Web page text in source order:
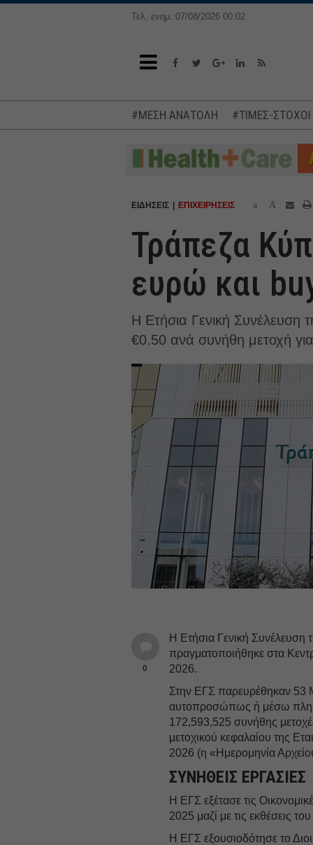
Τελ. ενημ.:07/08/2026 00:02
#ΜΕΣΗ ΑΝΑΤΟΛΗ #ΤΙΜΕΣ-
ΕΙΔΗΣΕΙΣ ΕΠΙΧΕΙΡΗΣΕΙΣ a A
Τράπεζα
ευρώ και
Η Ετήσια Γενική Συνέλευση
€0.50 ανά συνήθη μετοχή
0
Η Ετήσια Γενική
πραγματοποιήθηκε στα
2026.
Στην ΕΓΣ παρευρέθηκαν 53
αυτοπροσώπως ή μέσω
172,593,525 συνήθης
μετοχικού κεφαλαίου της
2026 (η «Ημερομηνία
ΣΥΝΗΘΕΙΣ ΕΡΓΑΣΙΕΣ
Η ΕΓΣ εξέτασε τις
2025 μαζί με τις εκθέσεις
Η ΕΓΣ εξουσιοδότησε το